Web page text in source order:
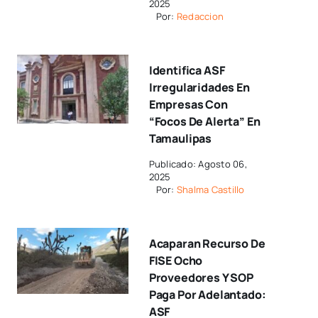
2025
Por: Redaccion
Identifica ASF
Irregularidades En
Empresas Con
“focos De Alerta” En
Tamaulipas
Publicado: Agosto 06,
2025
Por: Shalma Castillo
Acaparan Recurso De
FISE Ocho
Proveedores Y SOP
Paga Por Adelantado:
ASF